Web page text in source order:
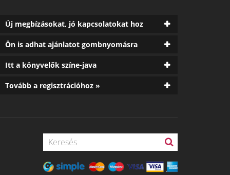
Új megbízásokat, jó kapcsolatokat hoz
Ön is adhat ajánlatot gombnyomásra
Itt a könyvelők színe-java
Tovább a regisztrációhoz »